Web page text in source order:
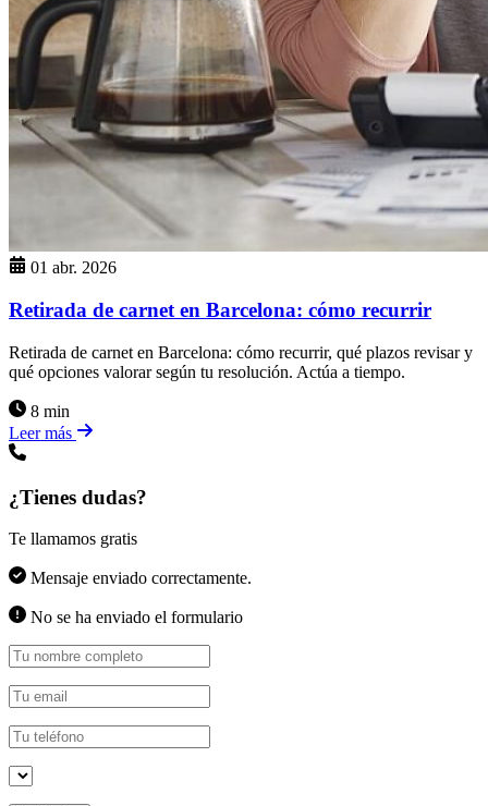
01 abr. 2026
Retirada de carnet en Barcelona: cómo recurrir
Retirada de carnet en Barcelona: cómo recurrir, qué plazos revisar y
qué opciones valorar según tu resolución. Actúa a tiempo.
8 min
Leer más
¿Tienes dudas?
Te llamamos gratis
Mensaje enviado correctamente.
No se ha enviado el formulario